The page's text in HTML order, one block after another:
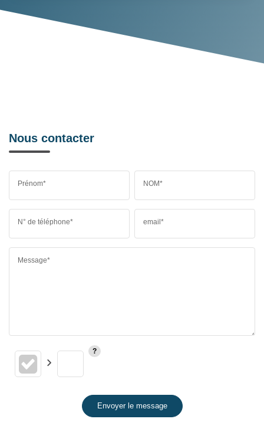
Nous contacter
Prénom* NOM*
N° de téléphone* email*
Message*
Envoyer le message